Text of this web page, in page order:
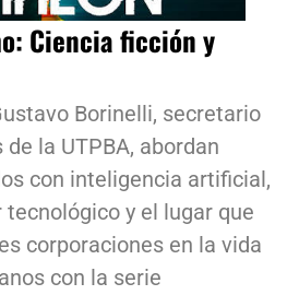
Ciencia ficción y
Borinelli, secretario
la UTPBA, abordan
con inteligencia artificial,
y el lugar que
corporaciones en la vida
con la serie